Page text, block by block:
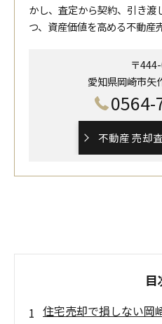
かし、査定から契約、引き渡
つ、資産価値を高める不動産
〒
愛知県岡崎市矢
0564-
不動産 売却
目
住宅売却で損しない岡